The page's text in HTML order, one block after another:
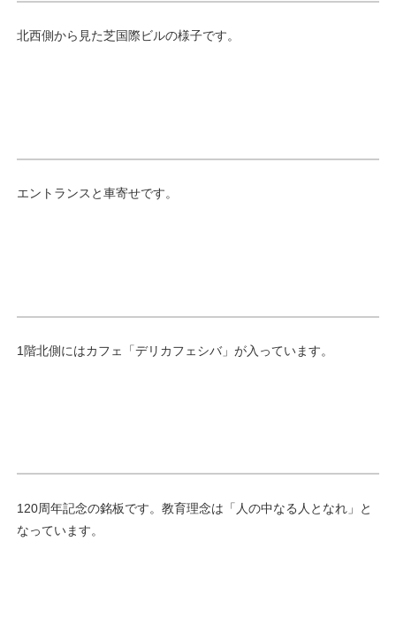
北西側から見た芝国際ビルの様子です。
エントランスと車寄せです。
1階北側にはカフェ「デリカフェシバ」が入っています。
120周年記念の銘板です。教育理念は「人の中なる人となれ」と
なっています。